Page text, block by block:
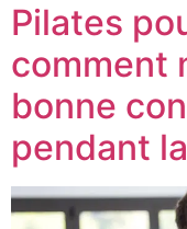
Pilates
comment
bonne
pendant